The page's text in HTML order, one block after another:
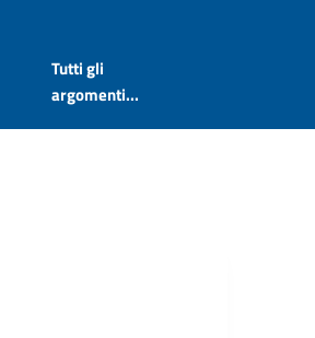
Tutti gli
argomenti...